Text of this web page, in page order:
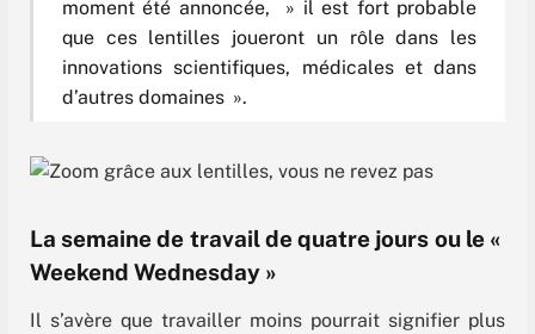
moment été annoncée, » il est fort probable
que ces lentilles joueront un rôle dans les
innovations scientifiques, médicales et dans
d’autres domaines ».
La semaine de travail de quatre jours ou le «
Weekend Wednesday »
Il s’avère que travailler moins pourrait signifier plus